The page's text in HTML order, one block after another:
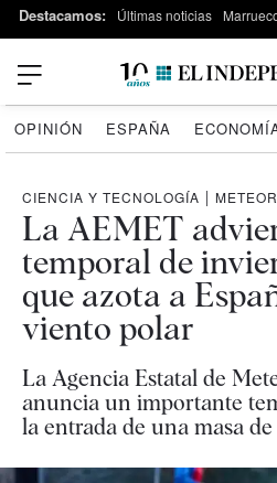
Destacamos: Últimas noticias
OPINIÓN ESPAÑA
CIENCIA Y TECNOLOGÍA |
La AEMET
temporal de
que azota a
viento polar
La Agencia Estatal de
anuncia un importante
la entrada de una masa